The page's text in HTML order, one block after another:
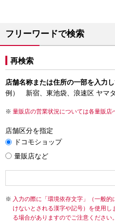
フリーワードで検索
再検索
店舗名称または住所の一部を入力
例） 新宿、東池袋、浪速区 ヤマ
量販店の営業状況については各量販店
店舗区分を指定
ドコモショップ
量販店など
入力の際に「環境依存文字」（一般
けないとされる漢字や記号）を使用
る場合がありますのでご注意ください。